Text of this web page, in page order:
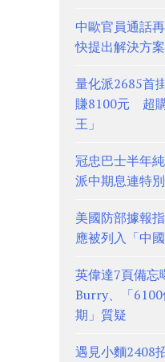
中歐官員通話
快提出解決方案
量化派2685首
賺8100元 超
王」
冠忠巴士半年
派中期息連特
美國防部據報
應被列入「中
英偉達7頁備
Burry、「
期」質疑
遇見小麵2408